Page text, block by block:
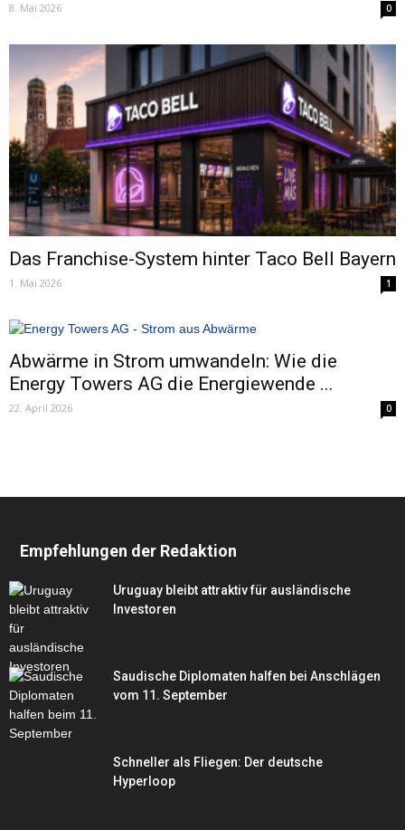
8. Mai 2026 0
Das Franchise-System hinter Taco Bell Bayern
1. Mai 2026 1
Abwärme in Strom umwandeln: Wie die
Energy Towers AG die Energiewende ...
22. April 2026 0
Empfehlungen der Redaktion
Uruguay bleibt attraktiv für ausländische
Investoren
Saudische Diplomaten halfen bei Anschlägen
vom 11. September
Schneller als Fliegen: Der deutsche
Hyperloop